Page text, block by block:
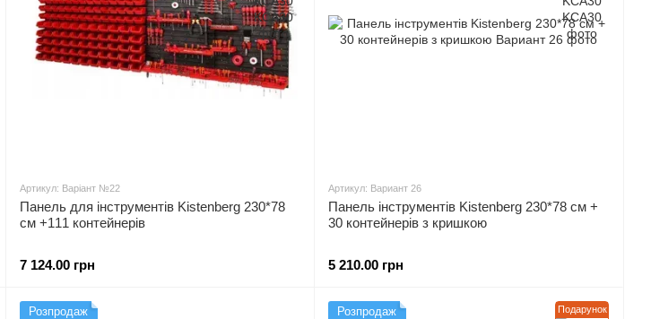
Артикул: Варіант №22
Панель для інструментів Kistenberg 230*78
см +111 контейнерів
7 124.00 грн
Артикул: Вариант 26
Панель інструментів Kistenberg 230*78 см +
30 контейнерів з кришкою
5 210.00 грн
Розпродаж
Подарунок
Розпродаж